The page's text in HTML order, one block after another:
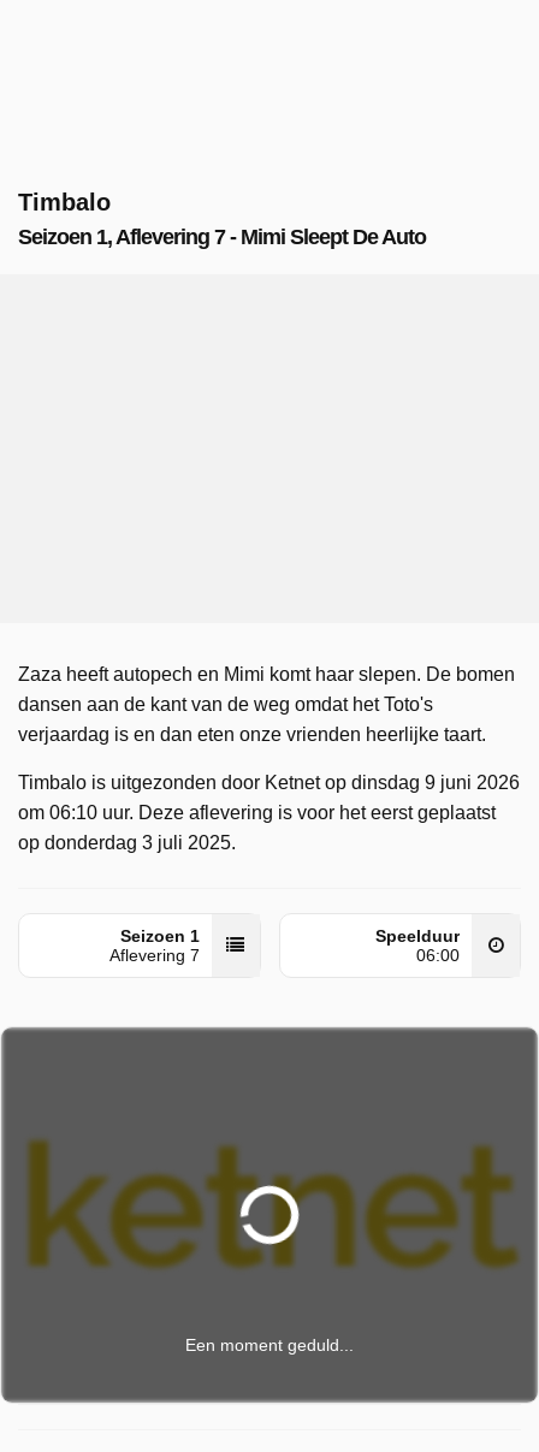
Timbalo
Seizoen 1, Aflevering 7 - Mimi Sleept De Auto
Zaza heeft autopech en Mimi komt haar slepen. De bomen
dansen aan de kant van de weg omdat het Toto's
verjaardag is en dan eten onze vrienden heerlijke taart.
Timbalo is uitgezonden door Ketnet op dinsdag 9 juni 2026
om 06:10 uur. Deze aflevering is voor het eerst geplaatst
op donderdag 3 juli 2025.
Seizoen 1
Aflevering 7
Speelduur
06:00
Een moment geduld...